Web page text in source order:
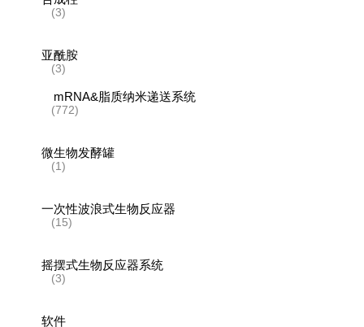
(3)
亚酰胺
(3)
mRNA&脂质纳米递送系统
(772)
微生物发酵罐
(1)
一次性波浪式生物反应器
(15)
摇摆式生物反应器系统
(3)
软件